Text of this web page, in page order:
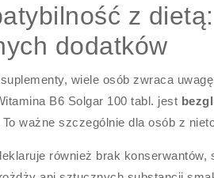
z
dodatków
wiele osób zwraca
B6 Solgar 100 tabl. jest
ważne szczególnie dla osób z
również brak